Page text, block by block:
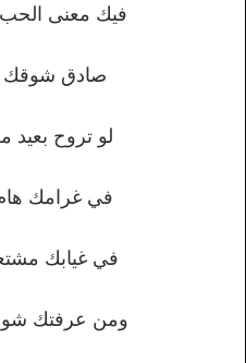
فيك معنى
صادق
لو تروح
في غرامك هام
في غيابك
ومن عرفتك